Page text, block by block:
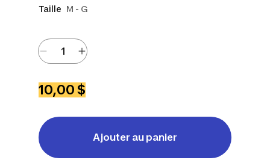
Taille M - G
10,00 $
Ajouter au panier